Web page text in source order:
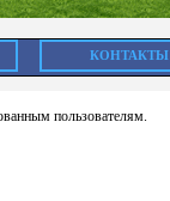
КОНТАКТЫ
пользователям.